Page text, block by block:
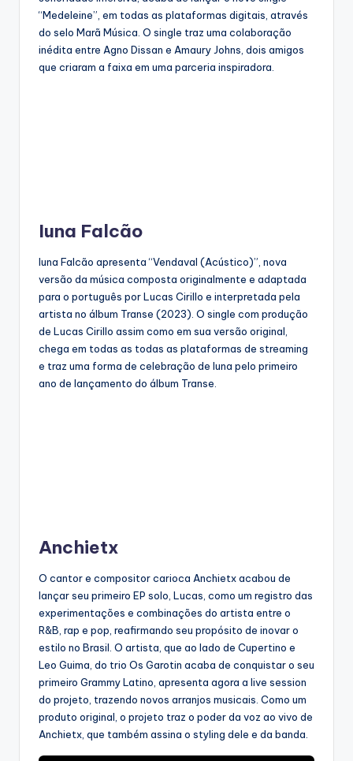
“Medeleine”, em todas as plataformas digitais, através
do selo Marã Música. O single traz uma colaboração
inédita entre Agno Dissan e Amaury Johns, dois amigos
que criaram a faixa em uma parceria inspiradora.
Iuna Falcão
Iuna Falcão apresenta “Vendaval (Acústico)”, nova
versão da música composta originalmente e adaptada
para o português por Lucas Cirillo e interpretada pela
artista no álbum Transe (2023). O single com produção
de Lucas Cirillo assim como em sua versão original,
chega em todas as todas as plataformas de streaming
e traz uma forma de celebração de Iuna pelo primeiro
ano de lançamento do álbum Transe.
Anchietx
O cantor e compositor carioca Anchietx acabou de
lançar seu primeiro EP solo, Lucas, como um registro das
experimentações e combinações do artista entre o
R&B, rap e pop, reafirmando seu propósito de inovar o
estilo no Brasil. O artista, que ao lado de Cupertino e
Leo Guima, do trio Os Garotin acaba de conquistar o seu
primeiro Grammy Latino, apresenta agora a live session
do projeto, trazendo novos arranjos musicais. Como um
produto original, o projeto traz o poder da voz ao vivo de
Anchietx, que também assina o styling dele e da banda.